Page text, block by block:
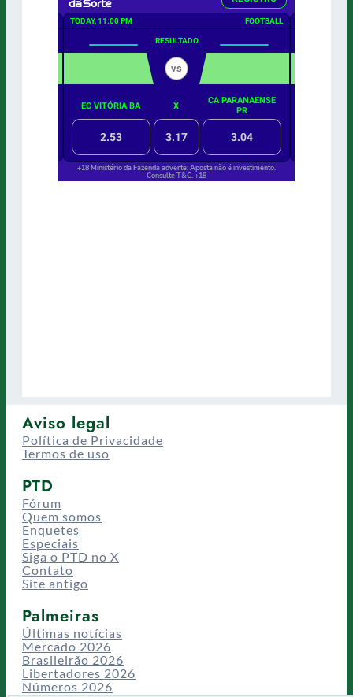
Aviso legal
Política de Privacidade
Termos de uso
PTD
Fórum
Quem somos
Enquetes
Especiais
Siga o PTD no X
Contato
Site antigo
Palmeiras
Últimas notícias
Mercado 2026
Brasileirão 2026
Libertadores 2026
Números 2026